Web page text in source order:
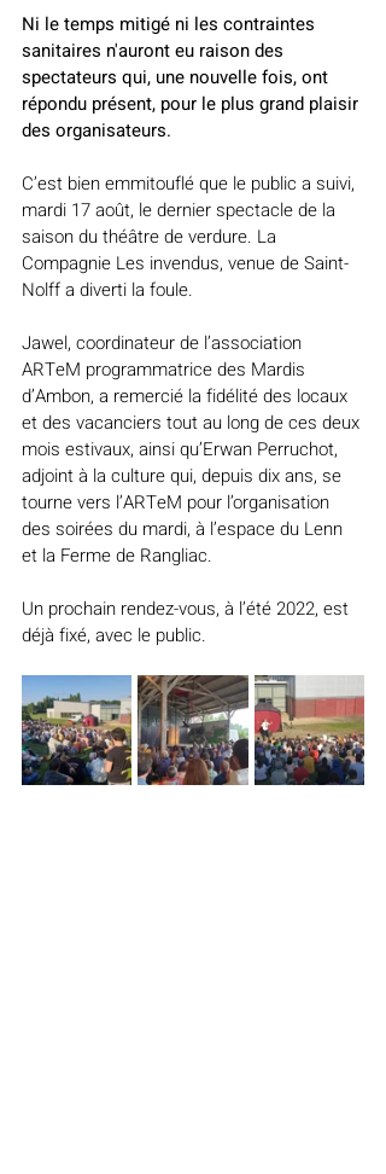
Ni le temps mitigé ni les contraintes
sanitaires n'auront eu raison des
spectateurs qui, une nouvelle fois, ont
répondu présent, pour le plus grand plaisir
des organisateurs.
C’est bien emmitouflé que le public a suivi,
mardi 17 août, le dernier spectacle de la
saison du théâtre de verdure. La
Compagnie Les invendus, venue de Saint-
Nolff a diverti la foule.
Jawel, coordinateur de l’association
ARTeM programmatrice des Mardis
d’Ambon, a remercié la fidélité des locaux
et des vacanciers tout au long de ces deux
mois estivaux, ainsi qu’Erwan Perruchot,
adjoint à la culture qui, depuis dix ans, se
tourne vers l’ARTeM pour l’organisation
des soirées du mardi, à l’espace du Lenn
et la Ferme de Rangliac.
Un prochain rendez-vous, à l’été 2022, est
déjà fixé, avec le public.